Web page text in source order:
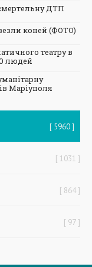
ДТП
коней (ФОТО)
театру в
людей
Маріуполя
5960
1031
864
97